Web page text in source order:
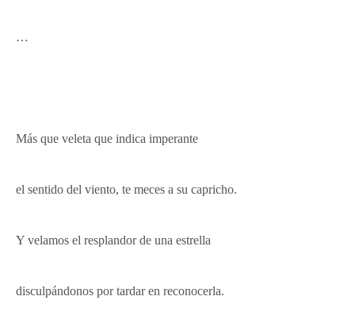
…
Más que veleta que indica imperante
el sentido del viento, te meces a su capricho.
Y velamos el resplandor de una estrella
disculpándonos por tardar en reconocerla.